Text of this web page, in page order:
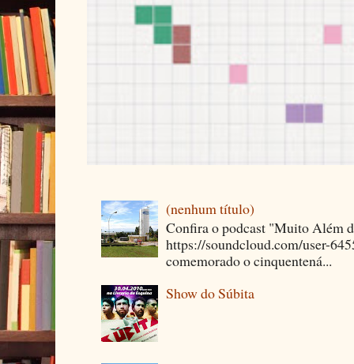
(nenhum título)
Confira o podcast "Muito Além
https://soundcloud.com/user-
comemorado o cinquentená...
Show do Súbita